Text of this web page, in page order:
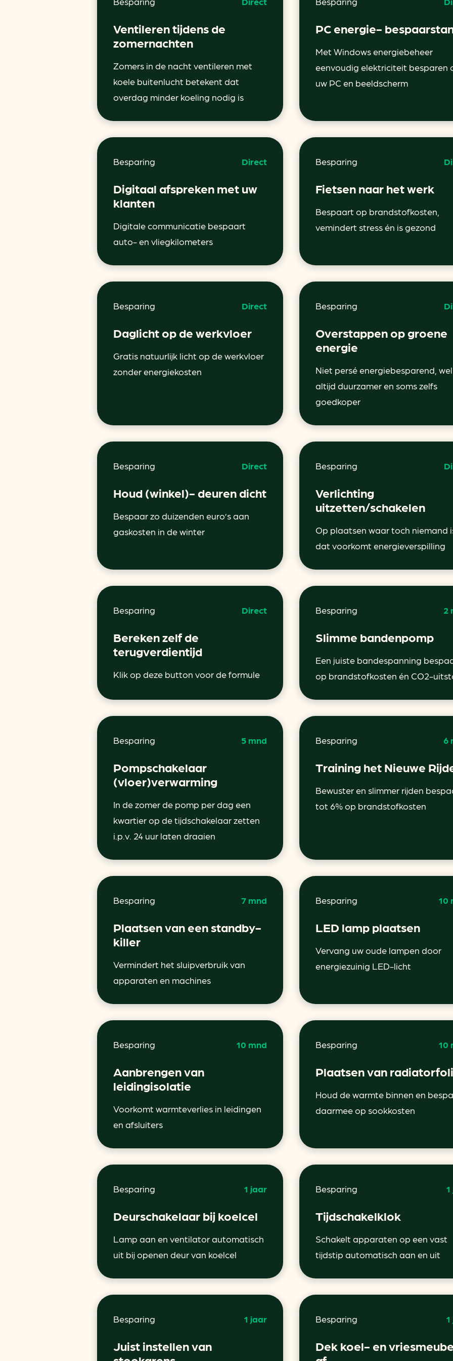
Ventileren tijdens de
zomernachten
Zomers in de nacht ventileren met
koele buitenlucht betekent dat
overdag minder koeling nodig is
PC energie-
Met Windows energiebeheer
eenvoudig elektriciteit besparen
uw PC en beeldscherm
Besparing Direct
Digitaal afspreken met uw
klanten
Digitale communicatie bespaart
auto- en vliegkilometers
Besparing
Fietsen naar het werk
Bespaart op brandstofkosten,
vemindert stress én is gezond
Besparing Direct
Daglicht op de werkvloer
Gratis natuurlijk licht op de werkvloer
zonder energiekosten
Besparing
Overstappen op groene
energie
Niet persé energiebesparend, wel
altijd duurzamer en soms zelfs
goedkoper
Besparing Direct
Houd (winkel)- deuren dicht
Bespaar zo duizenden euro’s aan
gaskosten in de winter
Besparing
Verlichting
uitzetten/schakelen
Op plaatsen waar toch niemand
dat voorkomt energieverspilling
Besparing Direct
Bereken zelf de
terugverdientijd
Klik op deze button voor de formule
Besparing 2
Slimme bandenpomp
Een juiste bandespanning
op brandstofkosten én CO2-
Besparing 5 mnd
Pompschakelaar
(vloer)verwarming
In de zomer de pomp per dag een
kwartier op de tijdschakelaar zetten
i.p.v. 24 uur laten draaien
Besparing 6
Training het Nieuwe
Bewuster en slimmer rijden
tot 6% op brandstofkosten
Besparing 7 mnd
Plaatsen van een standby-
killer
Vermindert het sluipverbruik van
apparaten en machines
Besparing 10
LED lamp plaatsen
Vervang uw oude lampen door
energiezuinig LED-licht
Besparing 10 mnd
Aanbrengen van
leidingisolatie
Voorkomt warmteverlies in leidingen
en afsluiters
Besparing 10
Plaatsen van
Houd de warmte binnen en
daarmee op sookkosten
Besparing 1 jaar
Deurschakelaar bij koelcel
Lamp aan en ventilator automatisch
uit bij openen deur van koelcel
Besparing
Tijdschakelklok
Schakelt apparaten op een vast
tijdstip automatisch aan en uit
Besparing 1 jaar
Juist instellen van
Besparing
Dek koel- en